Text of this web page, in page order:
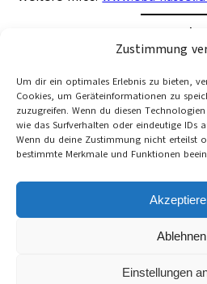
Zustimmung
Um dir ein optimales Erlebnis zu bieten,
Cookies, um Geräteinformationen zu
zuzugreifen. Wenn du diesen
wie das Surfverhalten oder eindeutige IDs
Wenn du deine Zustimmung nicht erteilst
bestimmte Merkmale und Funktionen
Ablehnen
Einstellungen
22. September
Category:Bildung,
Weiterbildung
www.uni-kassel.de/e+u. Link
4.4.24
Die planetarischen
Impressum und